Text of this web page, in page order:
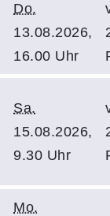
Do.
13.08.2026,
16.00 Uhr
Sa.
15.08.2026,
9.30 Uhr
Mo.